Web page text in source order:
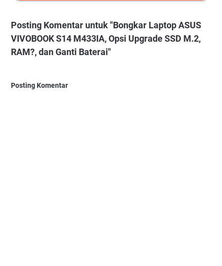
Posting Komentar untuk "Bongkar Laptop ASUS
VIVOBOOK S14 M433IA, Opsi Upgrade SSD M.2,
RAM?, dan Ganti Baterai"
Posting Komentar